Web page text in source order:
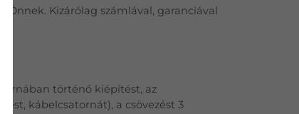
Kizárólag számlával, garanciával
történő kiépítést, az
kábelcsatornát), a csövezést 3